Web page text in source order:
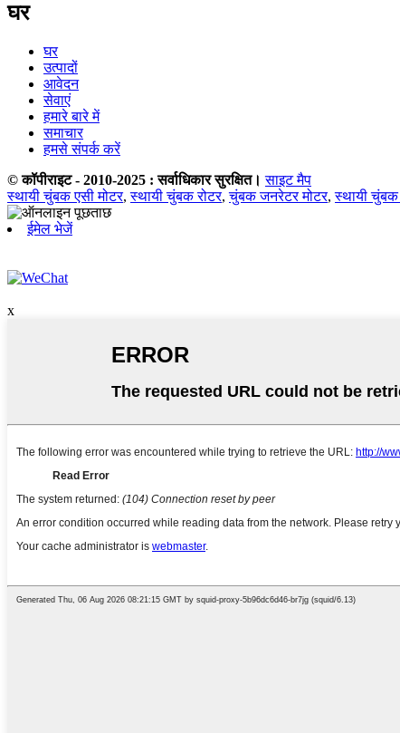
घर
घर
उत्पादों
आवेदन
सेवाएं
हमारे बारे में
समाचार
हमसे संपर्क करें
© कॉपीराइट - 2010-2025 : सर्वाधिकार सुरक्षित। साइट मैप
स्थायी चुंबक एसी मोटर,स्थायी चुंबक रोटर,चुंबक जनरेटर मोटर,स्थायी चुंबक
ईमेल भेजें
x